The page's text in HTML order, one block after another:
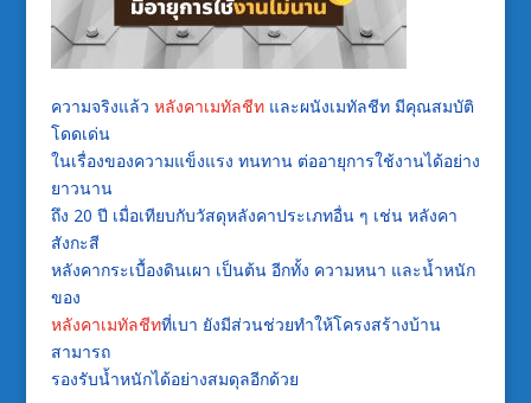
ความจริงแล้ว หลังคาเมทัลชีท และผนังเมทัลชีท มีคุณสมบัติ
โดดเด่น
ในเรื่องของความแข็งแรง ทนทาน ต่ออายุการใช้งานได้อย่าง
ยาวนาน
ถึง 20 ปี เมื่อเทียบกับวัสดุหลังคาประเภทอื่น ๆ เช่น หลังคา
สังกะสี
หลังคากระเบื้องดินเผา เป็นต้น อีกทั้ง ความหนา และน้ำหนัก
ของ
หลังคาเมทัลชีทที่เบา ยังมีส่วนช่วยทำให้โครงสร้างบ้าน
สามารถ
รองรับน้ำหนักได้อย่างสมดุลอีกด้วย